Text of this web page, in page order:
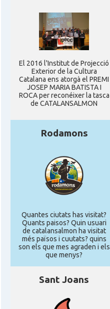
El 2016 l'Institut de Projecció
Exterior de la Cultura
Catalana ens atorgà el PREMI
JOSEP MARIA BATISTA I
ROCA per reconéixer la tasca
de CATALANSALMON
Rodamons
Quantes ciutats has visitat?
Quants paisos? Quin usuari
de catalansalmon ha visitat
més països i cuutats? quins
son els que mes agraden i els
que menys?
Sant Joans